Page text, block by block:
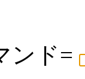
ンド=